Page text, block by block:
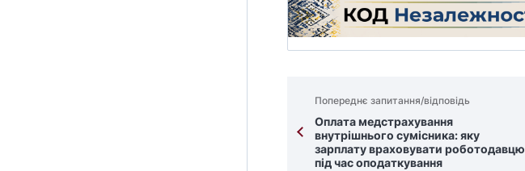
Попереднє запитання/відповідь
Оплата медстрахування
внутрішнього сумісника: яку
зарплату враховувати роботодавцю
під час оподаткування